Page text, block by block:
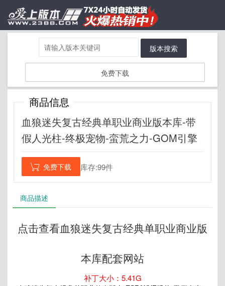
版本搜索
免费下载
商品信息
血狼迷失复古经典单职业商业版本库-带
假人光柱-终极宠物-蛮荒之力-GOM引擎
 免费下载 库存:99件
商品描述
点击查看血狼迷失复古经典单职业商业版
本库配套网站
补丁大小：5.41G